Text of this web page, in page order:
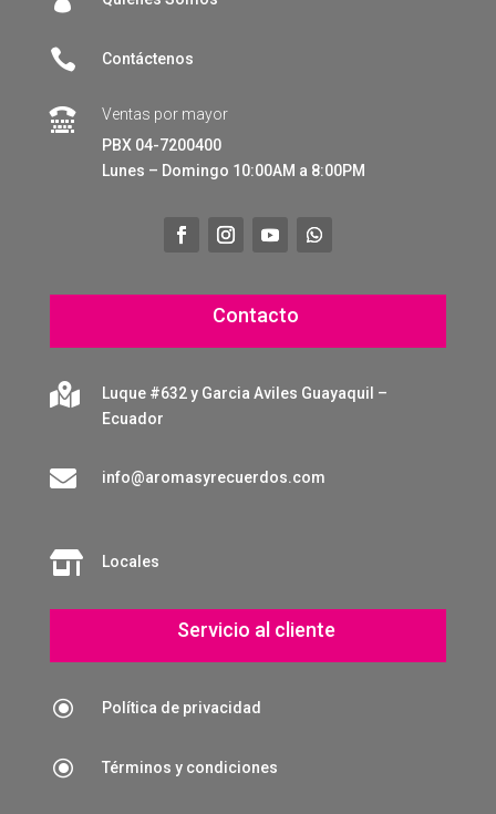
 Contáctenos

Ventas por mayor
PBX 04-7200400
Lunes – Domingo 10:00AM a 8:00PM
Contacto

Luque #632 y Garcia Aviles Guayaquil –
Ecuador
 info@aromasyrecuerdos.com
 Locales
Servicio al cliente
\ Política de privacidad
\ Términos y condiciones